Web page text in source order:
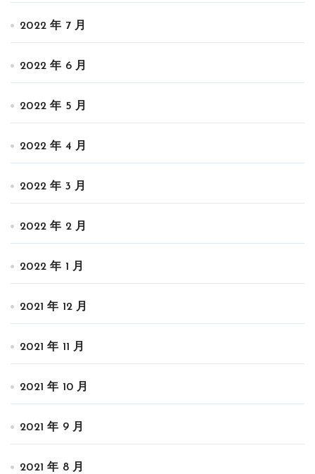
2022 年 7 月
2022 年 6 月
2022 年 5 月
2022 年 4 月
2022 年 3 月
2022 年 2 月
2022 年 1 月
2021 年 12 月
2021 年 11 月
2021 年 10 月
2021 年 9 月
2021 年 8 月